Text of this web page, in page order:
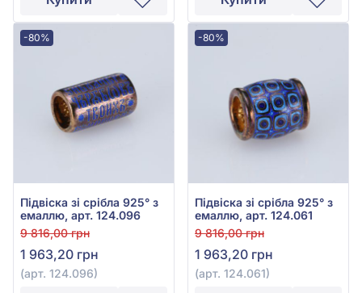
-80%
Підвіска зі срібла 925° з
емаллю, арт. 124.096
9 816,00 грн
1 963,20 грн
(арт. 124.096)
-80%
Підвіска зі срібла 925° з
емаллю, арт. 124.061
9 816,00 грн
1 963,20 грн
(арт. 124.061)